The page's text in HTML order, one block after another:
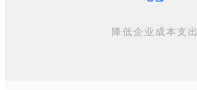
降低企业成本支出